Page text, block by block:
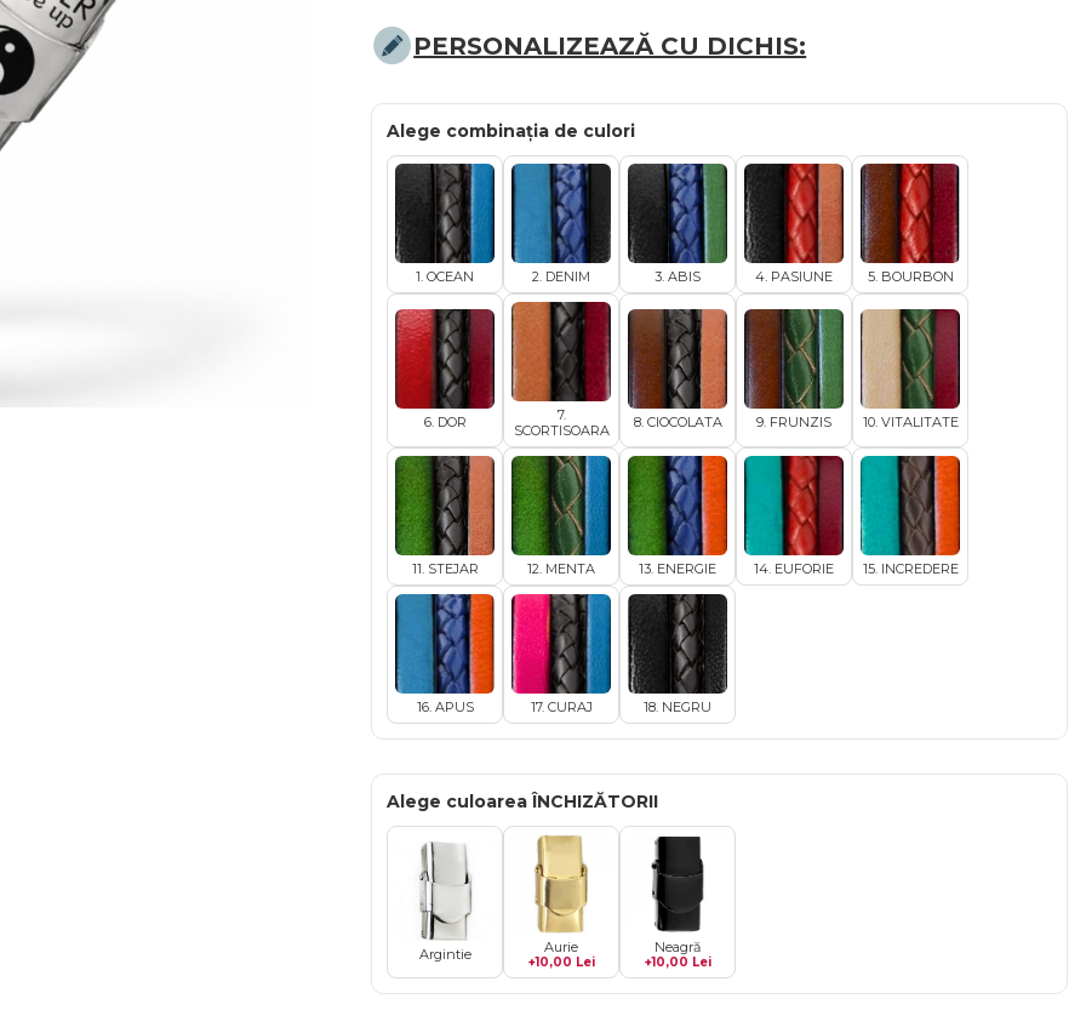
PERSONALIZEAZĂ CU DICHIS:
Alege combinația de culori
1. OCEAN 2. DENIM 3. ABIS 4. PASIUNE 5. BOURBON
6. DOR
7.
SCORTISOARA
8. CIOCOLATA 9. FRUNZIS 10. VITALITATE
11. STEJAR 12. MENTA 13. ENERGIE 14. EUFORIE 15. INCREDERE
16. APUS 17. CURAJ 18. NEGRU
Alege culoarea ÎNCHIZĂTORII
Argintie Aurie
+10,00 Lei
Neagră
+10,00 Lei